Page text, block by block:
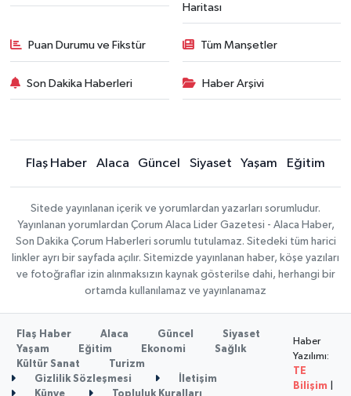
Haritası
Puan Durumu ve Fikstür Tüm Manşetler
Son Dakika Haberleri Haber Arşivi
Flaş Haber Alaca Güncel Siyaset Yaşam Eğitim
Sitede yayınlanan içerik ve yorumlardan yazarları sorumludur.
Yayınlanan yorumlardan Çorum Alaca Lider Gazetesi - Alaca Haber,
Son Dakika Çorum Haberleri sorumlu tutulamaz. Sitedeki tüm harici
linkler ayrı bir sayfada açılır. Sitemizde yayınlanan haber, köşe yazıları
ve fotoğraflar izin alınmaksızın kaynak gösterilse dahi, herhangi bir
ortamda kullanılamaz ve yayınlanamaz
Flaş Haber Alaca Güncel
Siyaset
Yaşam
Eğitim Ekonomi
Sağlık
Kültür Sanat
Turizm
Gizlilik Sözleşmesi
İletişim
Haber
Yazılımı:
TE
Bilişim